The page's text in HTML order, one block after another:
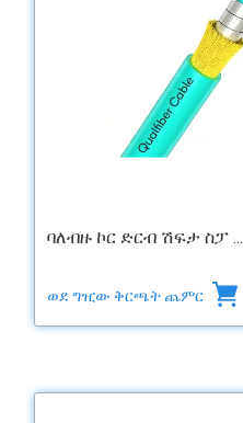
ባለብዙ ኮር ድርብ ሽፍታ ስፓ ...
ወደ ግዢው ቅርጫት ጨምር